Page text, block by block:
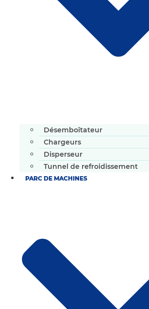
Désemboîtateur
Chargeurs
Disperseur
Tunnel de refroidissement
PARC DE MACHINES